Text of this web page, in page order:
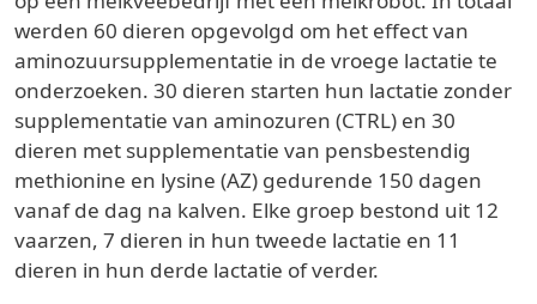
werden 60 dieren opgevolgd om het effect van
aminozuursupplementatie in de vroege lactatie te
onderzoeken. 30 dieren starten hun lactatie zonder
supplementatie van aminozuren (CTRL) en 30
dieren met supplementatie van pensbestendig
methionine en lysine (AZ) gedurende 150 dagen
vanaf de dag na kalven. Elke groep bestond uit 12
vaarzen, 7 dieren in hun tweede lactatie en 11
dieren in hun derde lactatie of verder.